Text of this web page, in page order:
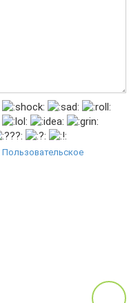
Пользовательское